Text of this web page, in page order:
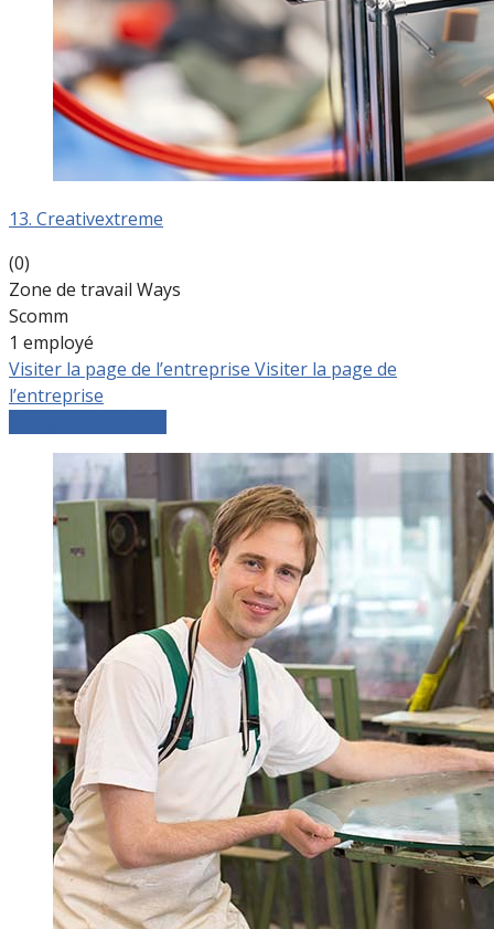
13. Creativextreme
(0)
Zone de travail Ways
Scomm
1 employé
Visiter la page de l’entreprise Visiter la page de
l’entreprise